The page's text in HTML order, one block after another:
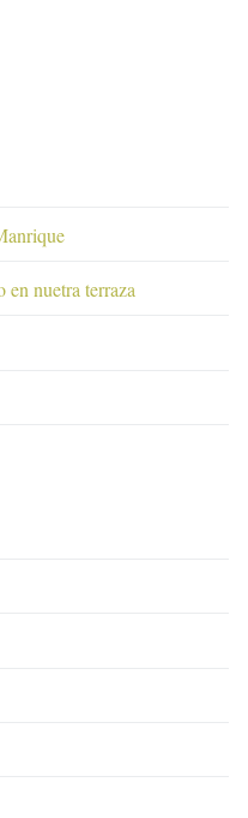
nuetra terraza